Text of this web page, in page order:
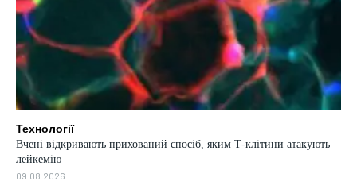
Технології
Вчені відкривають прихований спосіб, яким Т-клітини атакують
лейкемію
09.08.2026